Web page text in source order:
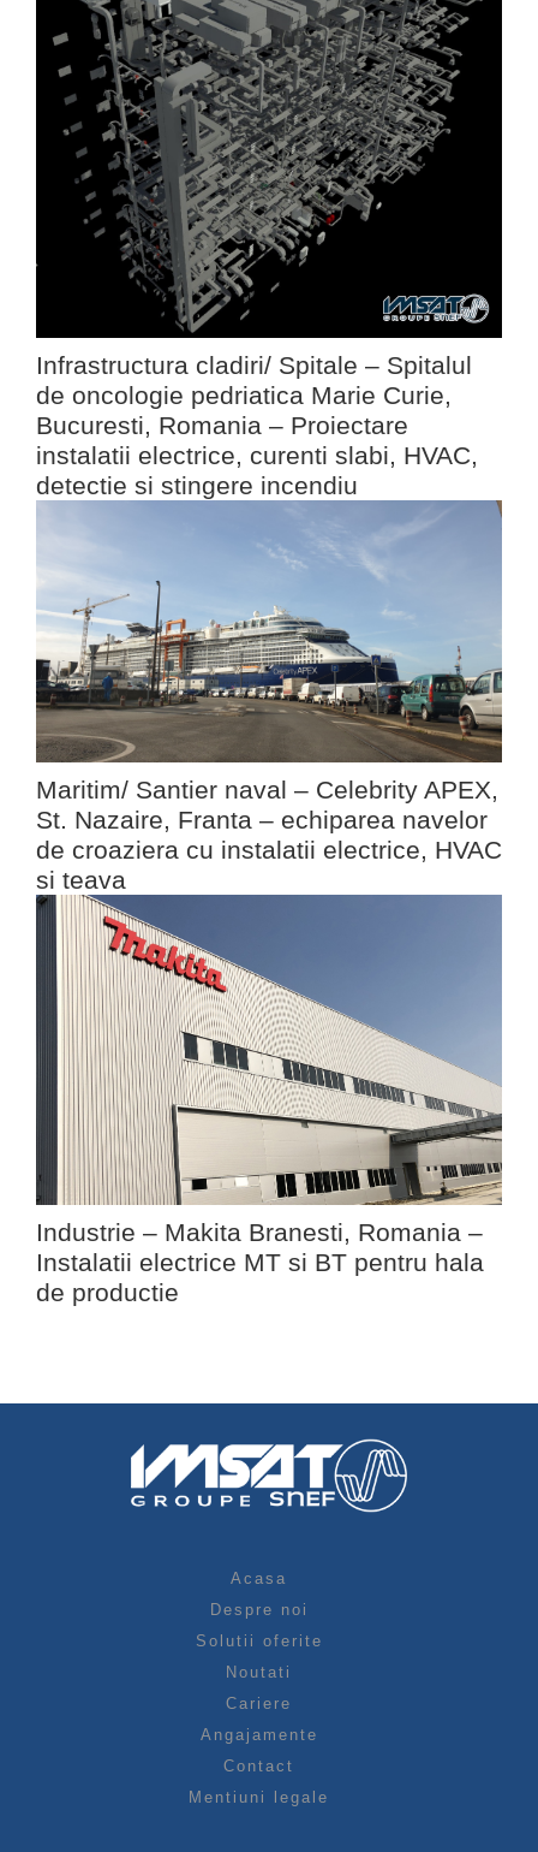
Infrastructura cladiri/ Spitale – Spitalul
de oncologie pedriatica Marie Curie,
Bucuresti, Romania – Proiectare
instalatii electrice, curenti slabi, HVAC,
detectie si stingere incendiu
Maritim/ Santier naval – Celebrity APEX,
St. Nazaire, Franta – echiparea navelor
de croaziera cu instalatii electrice, HVAC
si teava
Industrie – Makita Branesti, Romania –
Instalatii electrice MT si BT pentru hala
de productie
Acasa
Despre noi
Solutii oferite
Noutati
Cariere
Angajamente
Contact
Mentiuni legale